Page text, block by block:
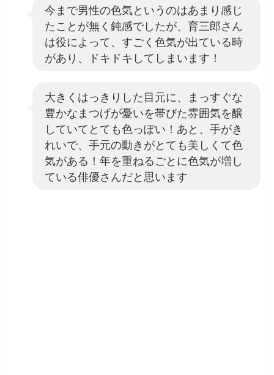
今まで男性の色気というのはあまり感じ
たことが無く鈍感でしたが、育三郎さん
は役によって、すごく色気が出ている時
があり、ドキドキしてしまいます！
大きくはっきりした目元に、まっすぐな
豊かなまつげが憂いを帯びた雰囲気を醸
していてとても色っぽい！あと、手がき
れいで、手元の動きがとても美しくて色
気がある！年を重ねるごとに色気が増し
ている俳優さんだと思います